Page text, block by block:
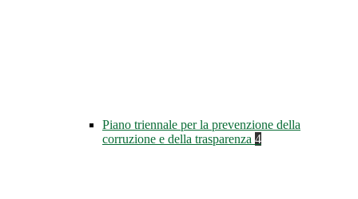
Piano triennale per la prevenzione della
corruzione e della trasparenza 4